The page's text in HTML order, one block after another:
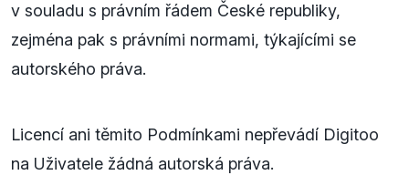
v souladu s právním řádem České republiky,
zejména pak s právními normami, týkajícími se
autorského práva.
Licencí ani těmito Podmínkami nepřevádí Digitoo
na Uživatele žádná autorská práva.